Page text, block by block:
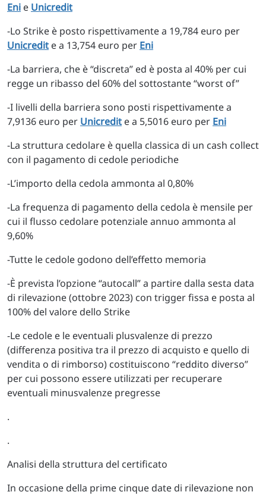
Eni e Unicredit
-Lo Strike è posto rispettivamente a 19,784 euro per
Unicredit e a 13,754 euro per Eni
-La barriera, che è “discreta” ed è posta al 40% per cui
regge un ribasso del 60% del sottostante “worst of”
-I livelli della barriera sono posti rispettivamente a
7,9136 euro per Unicredit e a 5,5016 euro per Eni
-La struttura cedolare è quella classica di un cash collect
con il pagamento di cedole periodiche
-L’importo della cedola ammonta al 0,80%
-La frequenza di pagamento della cedola è mensile per
cui il flusso cedolare potenziale annuo ammonta al
9,60%
-Tutte le cedole godono dell’effetto memoria
-È prevista l’opzione “autocall” a partire dalla sesta data
di rilevazione (ottobre 2023) con trigger fissa e posta al
100% del valore dello Strike
-Le cedole e le eventuali plusvalenze di prezzo
(differenza positiva tra il prezzo di acquisto e quello di
vendita o di rimborso) costituiscono “reddito diverso”
per cui possono essere utilizzati per recuperare
eventuali minusvalenze pregresse
.
.
Analisi della struttura del certificato
In occasione della prime cinque date di rilevazione non